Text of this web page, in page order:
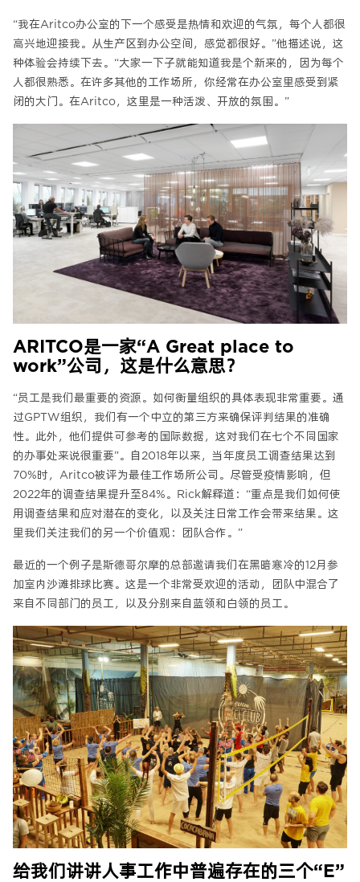
“我在Aritco办公室的下一个感受是热情和欢迎的气氛，每个人都很
高兴地迎接我。从生产区到办公空间，感觉都很好。”他描述说，这
种体验会持续下去。“大家一下子就能知道我是个新来的，因为每个
人都很熟悉。在许多其他的工作场所，你经常在办公室里感受到紧
闭的大门。在Aritco，这里是一种活泼、开放的氛围。”
ARITCO是一家“A Great place to
work”公司，这是什么意思？
“员工是我们最重要的资源。如何衡量组织的具体表现非常重要。通
过GPTW组织，我们有一个中立的第三方来确保评判结果的准确
性。此外，他们提供可参考的国际数据，这对我们在七个不同国家
的办事处来说很重要”。自2018年以来，当年度员工调查结果达到
70%时，Aritco被评为最佳工作场所公司。尽管受疫情影响，但
2022年的调查结果提升至84%。Rick解释道：“重点是我们如何使
用调查结果和应对潜在的变化，以及关注日常工作会带来结果。这
里我们关注我们的另一个价值观：团队合作。”
最近的一个例子是斯德哥尔摩的总部邀请我们在黑暗寒冷的12月参
加室内沙滩排球比赛。这是一个非常受欢迎的活动，团队中混合了
来自不同部门的员工，以及分别来自蓝领和白领的员工。
给我们讲讲人事工作中普遍存在的三个“E”